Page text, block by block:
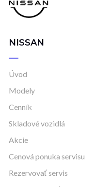
NISSAN
Úvod
Modely
Cenník
Skladové vozidlá
Akcie
Cenová ponuka servisu
Rezervovať servis